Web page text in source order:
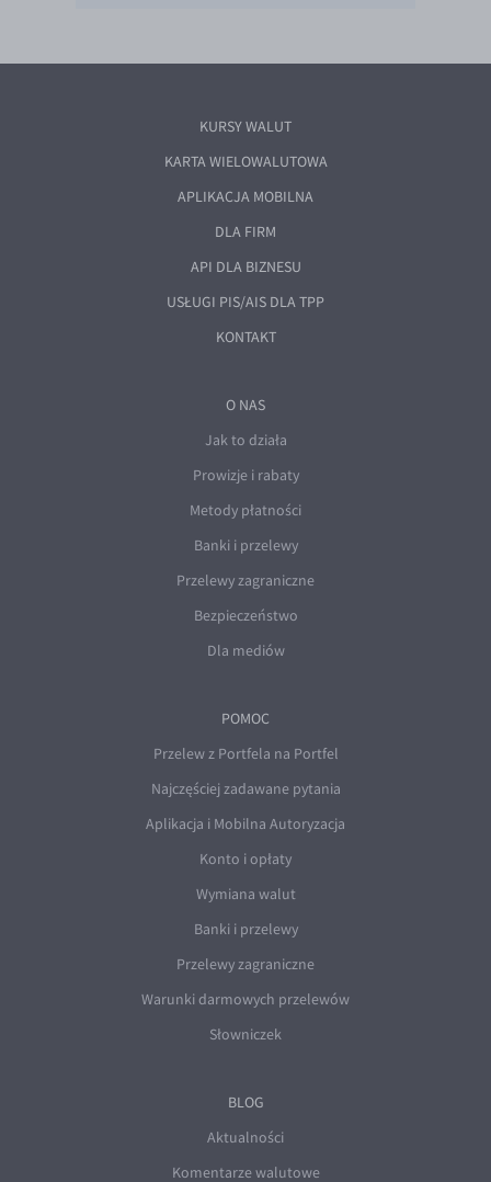
KURSY WALUT
KARTA WIELOWALUTOWA
APLIKACJA MOBILNA
DLA FIRM
API DLA BIZNESU
USŁUGI PIS/AIS DLA TPP
KONTAKT
O NAS
Jak to działa
Prowizje i rabaty
Metody płatności
Banki i przelewy
Przelewy zagraniczne
Bezpieczeństwo
Dla mediów
POMOC
Przelew z Portfela na Portfel
Najczęściej zadawane pytania
Aplikacja i Mobilna Autoryzacja
Konto i opłaty
Wymiana walut
Banki i przelewy
Przelewy zagraniczne
Warunki darmowych przelewów
Słowniczek
BLOG
Aktualności
Komentarze walutowe